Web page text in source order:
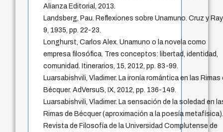
Alianza Editorial, 2013.
Landsberg, Pau. Reflexiones sobre Unamuno. Cruz y
9, 1935, pp. 22-23.
Longhurst, Carlos Alex. Unamuno o la novela como
empresa filosófica. Tres conceptos: libertad, identidad,
comunidad. Itinerarios, 15, 2012, pp. 83-99.
Luarsabishvili, Vladimer. La ironía romántica en las Rimas
Bécquer. AdVersuS, IX, 2012, pp. 136-149.
Luarsabishvili, Vladimer. La sensación de la soledad en
Rimas de Bécquer (aproximación a la poesía
Revista de Filosofía de la Universidad Complutense de